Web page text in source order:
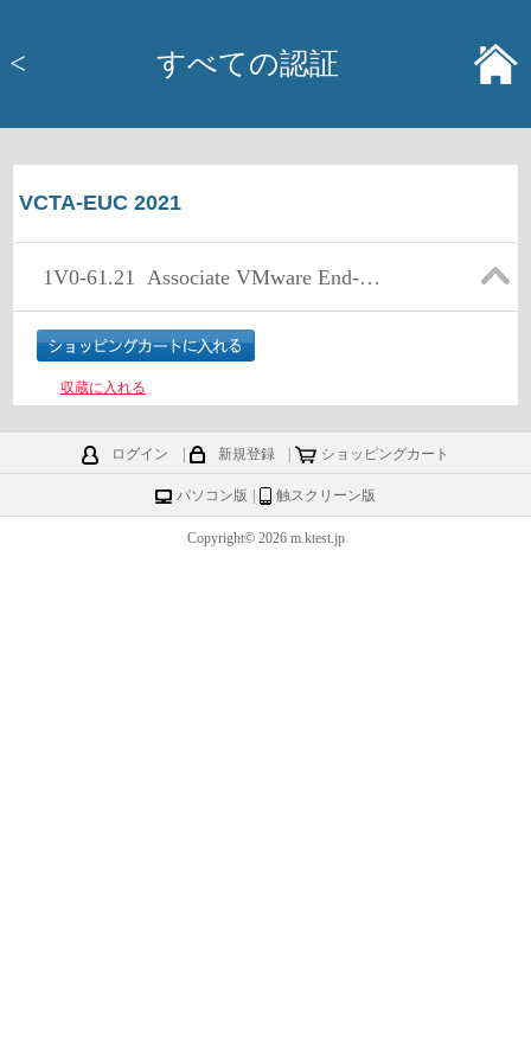
< すべての認証
VCTA-EUC 2021
1V0-61.21 Associate VMware End-User Computing
収蔵に入れる
ログイン 新規登録 ショッピングカート
パソコン版 触スクリーン版
Copyright© 2026 m.ktest.jp